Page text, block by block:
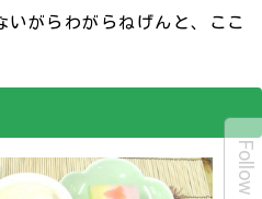
いがらわがらねげんと、ここ
Follow Us